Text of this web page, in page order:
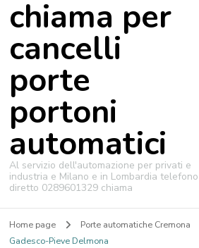
chiama per
cancelli
porte
portoni
automatici
Al servizio dell'automazione per privati e
industria e Milano e in Lombardia telefono
diretto 0289601329 chiama
Home page Porte automatiche Cremona
Gadesco-Pieve Delmona